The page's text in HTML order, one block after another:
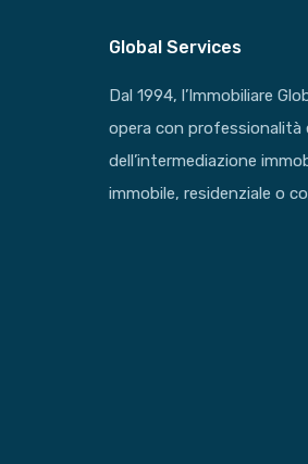
Global Services
Dal 1994, l’Immobiliare
opera con
dell’intermediazione
immobile, residenziale o